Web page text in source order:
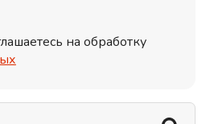
на обработку